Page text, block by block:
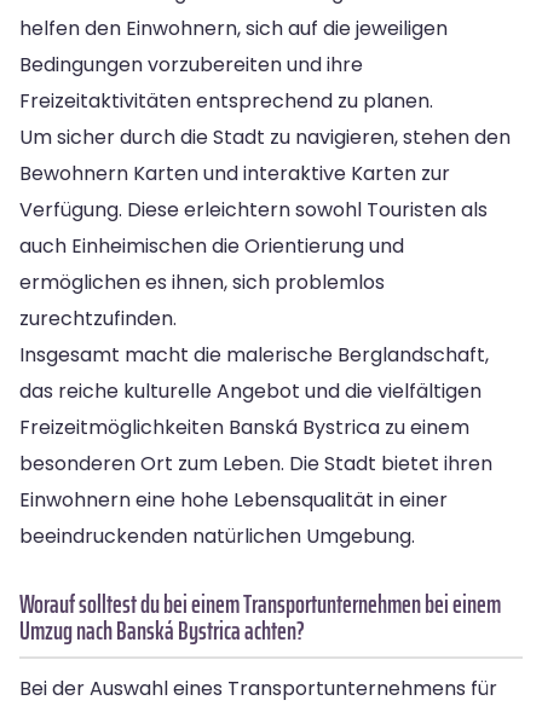
helfen den Einwohnern, sich auf die jeweiligen
Bedingungen vorzubereiten und ihre
Freizeitaktivitäten entsprechend zu planen.
Um sicher durch die Stadt zu navigieren, stehen den
Bewohnern Karten und interaktive Karten zur
Verfügung. Diese erleichtern sowohl Touristen als
auch Einheimischen die Orientierung und
ermöglichen es ihnen, sich problemlos
zurechtzufinden.
Insgesamt macht die malerische Berglandschaft,
das reiche kulturelle Angebot und die vielfältigen
Freizeitmöglichkeiten Banská Bystrica zu einem
besonderen Ort zum Leben. Die Stadt bietet ihren
Einwohnern eine hohe Lebensqualität in einer
beeindruckenden natürlichen Umgebung.
Worauf solltest du bei einem Transportunternehmen bei einem
Umzug nach Banská Bystrica achten?
Bei der Auswahl eines Transportunternehmens für